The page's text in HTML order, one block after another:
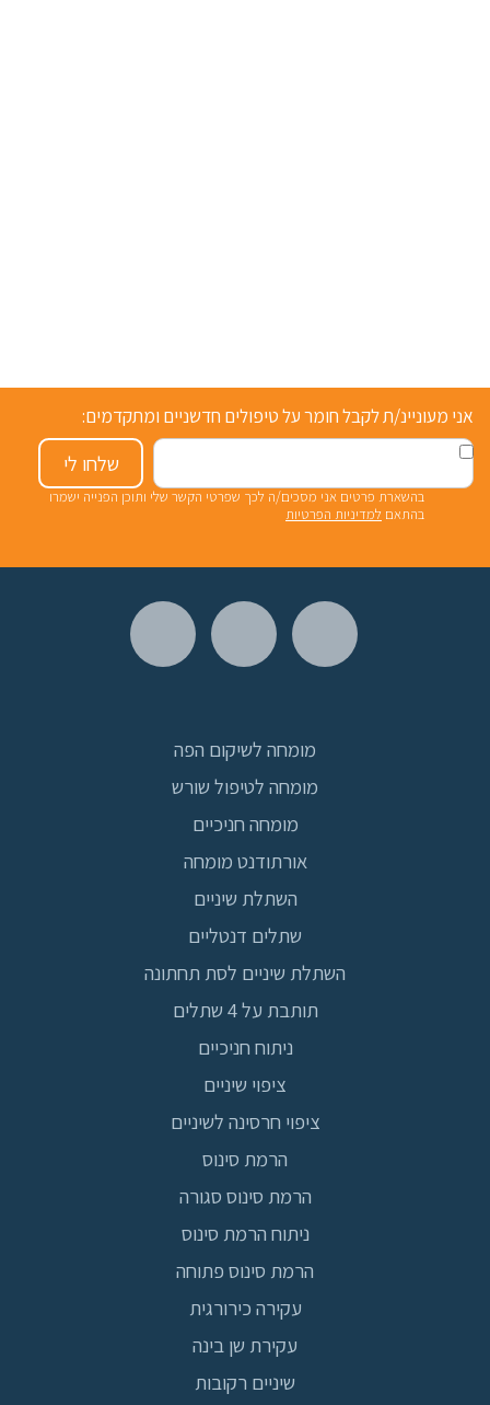
אני מעוניינ/ת לקבל חומר על טיפולים חדשניים ומתקדמים:
שלחו לי
בהשארת פרטים אני מסכים/ה לכך שפרטי הקשר שלי ותוכן הפנייה ישמרו
בהתאם למדיניות הפרטיות
מומחה לשיקום הפה
מומחה לטיפול שורש
מומחה חניכיים
אורתודנט מומחה
השתלת שיניים
שתלים דנטליים
השתלת שיניים לסת תחתונה
תותבת על 4 שתלים
ניתוח חניכיים
ציפוי שיניים
ציפוי חרסינה לשיניים
הרמת סינוס
הרמת סינוס סגורה
ניתוח הרמת סינוס
הרמת סינוס פתוחה
עקירה כירורגית
עקירת שן בינה
שיניים רקובות